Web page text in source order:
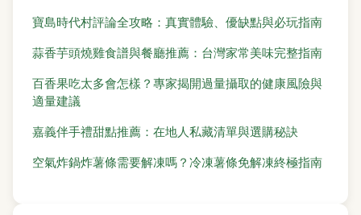
寶島時代村評論全攻略：真實體驗、優缺點與必玩指南
蒜香芋頭燒雞食譜與餐廳推薦：台灣家常美味完整指南
百香果吃太多會怎樣？專家揭開過量攝取的健康風險與
適量建議
嘉義伴手禮甜點推薦：在地人私藏清單與選購秘訣
空氣炸鍋炸薯條需要解凍嗎？冷凍薯條免解凍終極指南